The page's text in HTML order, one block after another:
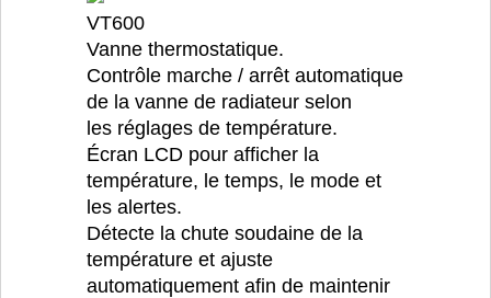
VT600
Vanne thermostatique.
Contrôle marche / arrêt automatique
de la vanne de radiateur selon
les réglages de température.
Écran LCD pour afficher la
température, le temps, le mode et
les alertes.
Détecte la chute soudaine de la
température et ajuste
automatiquement afin de maintenir